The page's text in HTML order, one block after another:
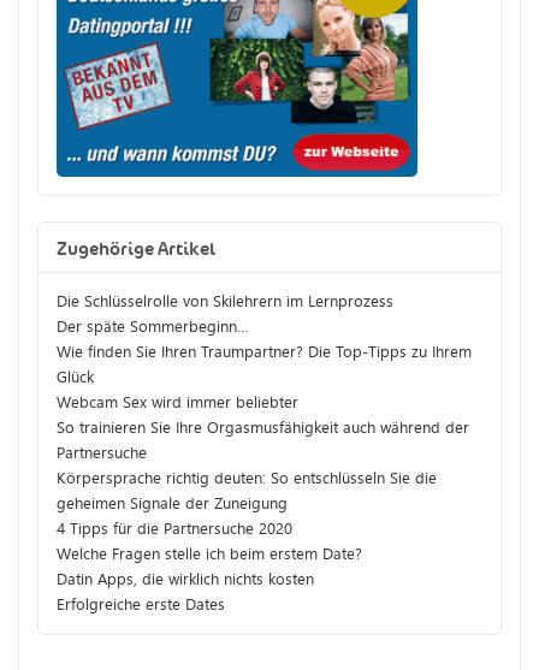
Zugehörige Artikel
Die Schlüsselrolle von Skilehrern im Lernprozess
Der späte Sommerbeginn…
Wie finden Sie Ihren Traumpartner? Die Top-Tipps zu Ihrem
Glück
Webcam Sex wird immer beliebter
So trainieren Sie Ihre Orgasmusfähigkeit auch während der
Partnersuche
Körpersprache richtig deuten: So entschlüsseln Sie die
geheimen Signale der Zuneigung
4 Tipps für die Partnersuche 2020
Welche Fragen stelle ich beim erstem Date?
Datin Apps, die wirklich nichts kosten
Erfolgreiche erste Dates